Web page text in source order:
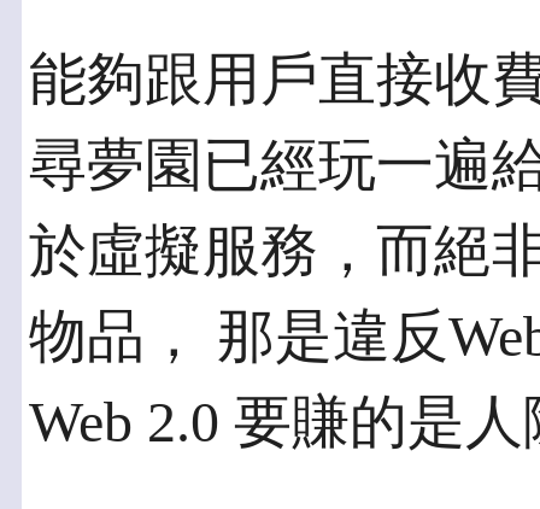
能夠跟用戶直接收
尋夢園已經玩一遍
於虛擬服務，而絕
物品， 那是違反
Web 2.0 要賺的是